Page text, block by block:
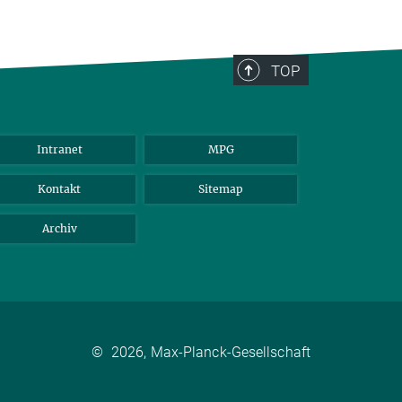
TOP
Intranet MPG
Kontakt Sitemap
Archiv
© 2026, Max-Planck-Gesellschaft